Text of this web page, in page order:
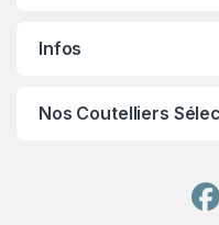
Infos
Nos Coutelliers